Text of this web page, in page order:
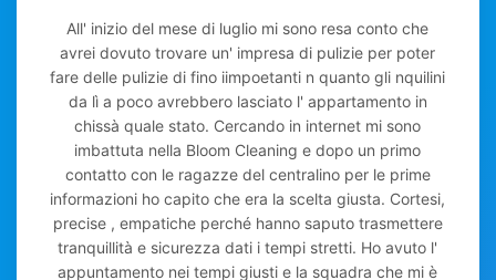
All' inizio del mese di luglio mi sono resa conto che
avrei dovuto trovare un' impresa di pulizie per poter
fare delle pulizie di fino iimpoetanti n quanto gli nquilini
da lì a poco avrebbero lasciato l' appartamento in
chissà quale stato. Cercando in internet mi sono
imbattuta nella Bloom Cleaning e dopo un primo
contatto con le ragazze del centralino per le prime
informazioni ho capito che era la scelta giusta. Cortesi,
precise , empatiche perché hanno saputo trasmettere
tranquillità e sicurezza dati i tempi stretti. Ho avuto l'
appuntamento nei tempi giusti e la squadra che mi è